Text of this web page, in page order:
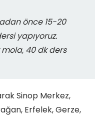
önce 15-20
yapıyoruz.
mola, 40 dk ders
Sinop Merkez,
Erfelek, Gerze,